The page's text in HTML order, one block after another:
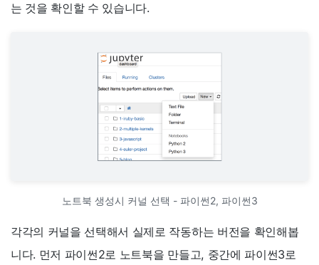
는 것을 확인할 수 있습니다.
노트북 생성시 커널 선택 - 파이썬2, 파이썬3
각각의 커널을 선택해서 실제로 작동하는 버전을 확인해봅
니다. 먼저 파이썬2로 노트북을 만들고, 중간에 파이썬3로